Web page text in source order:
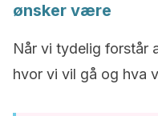
ønsker være
Når vi tydelig forstår
hvor vi vil gå og hva